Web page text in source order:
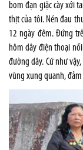
bom đạn giặc cày xới
thịt của tôi. Nén đau
12 ngày đêm. Đứng
hôm dây điện thoại
đường dây. Cứ như
vùng xung quanh,